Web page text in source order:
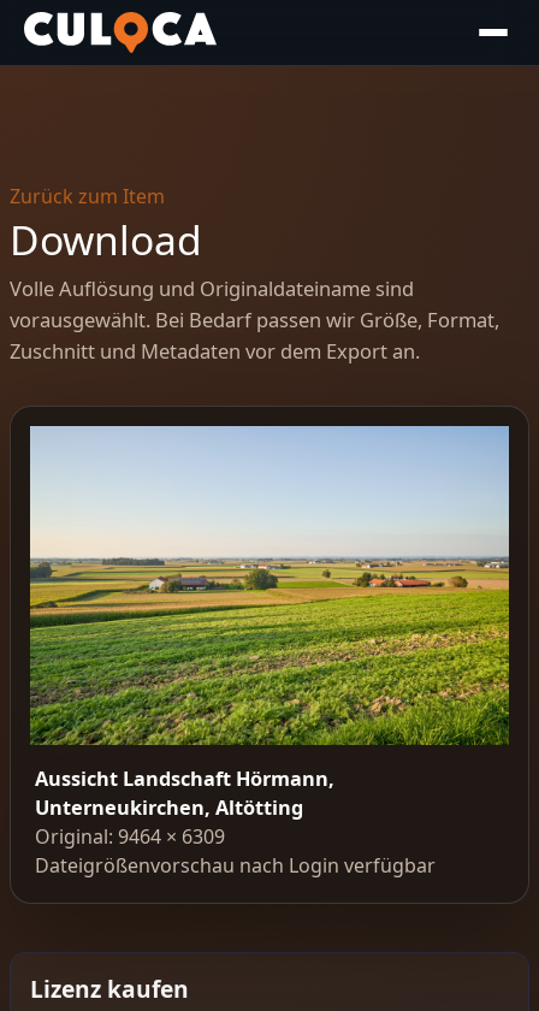
Zurück zum Item
Download
Volle Auflösung und Originaldateiname sind
vorausgewählt. Bei Bedarf passen wir Größe, Format,
Zuschnitt und Metadaten vor dem Export an.
Aussicht Landschaft Hörmann,
Unterneukirchen, Altötting
Original: 9464 × 6309
Dateigrößenvorschau nach Login verfügbar
Lizenz kaufen